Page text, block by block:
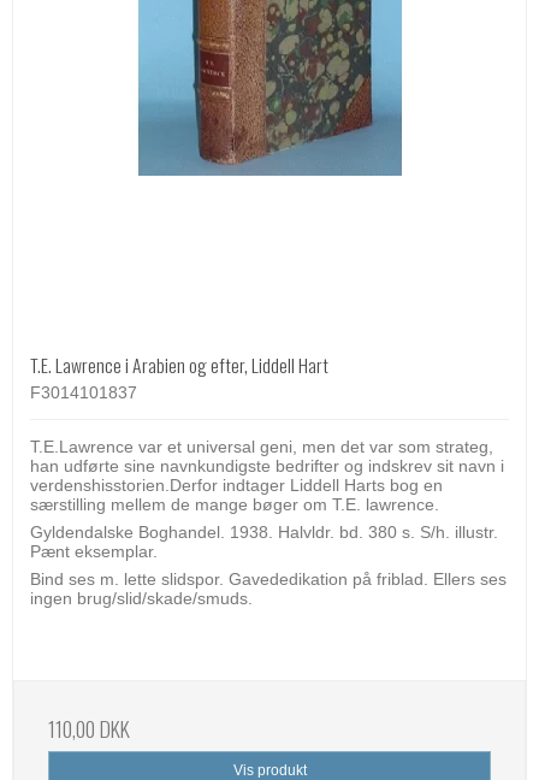
T.E. Lawrence i Arabien og efter, Liddell Hart
F3014101837
T.E.Lawrence var et universal geni, men det var som strateg,
han udførte sine navnkundigste bedrifter og indskrev sit navn i
verdenshisstorien.Derfor indtager Liddell Harts bog en
særstilling mellem de mange bøger om T.E. lawrence.
Gyldendalske Boghandel. 1938. Halvldr. bd. 380 s. S/h. illustr.
Pænt eksemplar.
Bind ses m. lette slidspor. Gavededikation på friblad. Ellers ses
ingen brug/slid/skade/smuds.
110,00 DKK
Vis produkt